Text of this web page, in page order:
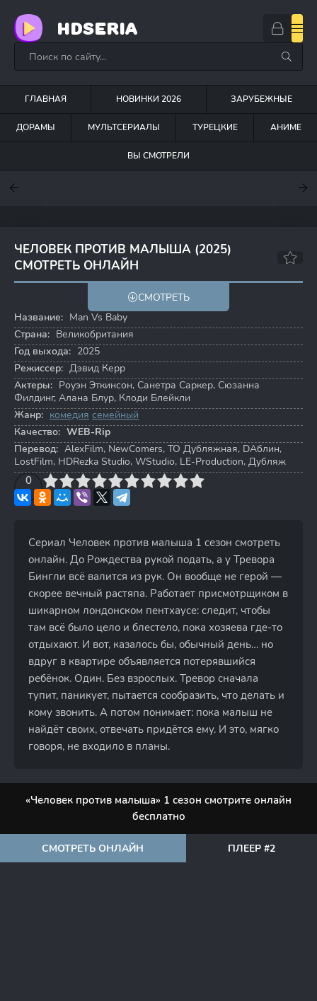
HDSERIA
ГЛАВНАЯ НОВИНКИ 2026 ЗАРУБЕЖНЫЕ
ДОРАМЫ МУЛЬТСЕРИАЛЫ ТУРЕЦКИЕ АНИМЕ
ВЫ СМОТРЕЛИ
ЧЕЛОВЕК ПРОТИВ МАЛЫША (2025)
СМОТРЕТЬ ОНЛАЙН
6.732
СМОТРЕТЬ
Название: Man Vs Baby
Страна: Великобритания
Год выхода: 2025
Режиссер: Дэвид Керр
Актеры: Роуэн Эткинсон, Санетра Саркер, Сюзанна
Филдинг, Алана Блур, Клоди Блейкли
Жанр: комедия семейный
Качество: WEB-Rip
Перевод: AlexFilm, NewComers, ТО Дубляжная, DAблин,
LostFilm, HDRezka Studio, WStudio, LE-Production, Дубляж
0
4 6 7 8 9 10
Сериал Человек против малыша 1 сезон смотреть
онлайн. До Рождества рукой подать, а у Тревора
Бингли всё валится из рук. Он вообще не герой —
скорее вечный растяпа. Работает присмотрщиком в
шикарном лондонском пентхаусе: следит, чтобы
там всё было цело и блестело, пока хозяева где-то
отдыхают. И вот, казалось бы, обычный день… но
вдруг в квартире объявляется потерявшийся
ребёнок. Один. Без взрослых. Тревор сначала
тупит, паникует, пытается сообразить, что делать и
кому звонить. А потом понимает: пока малыш не
найдёт своих, отвечать придётся ему. И это, мягко
говоря, не входило в планы.
«Человек против малыша» 1 сезон смотрите онлайн
бесплатно
СМОТРЕТЬ ОНЛАЙН ПЛЕЕР #2